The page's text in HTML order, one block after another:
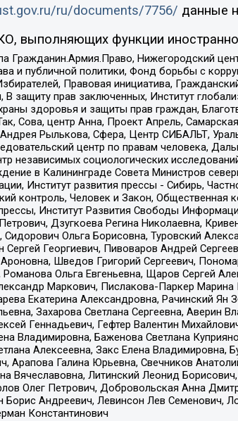
ru/documents/7756/ данные
выполняющих функции
Гражданин.Армия.Право, Нижегородский
и публичной политики, Фонд борьбы с
Правовая инициатива,
В защиту прав заключенных, Институт
здоровья и защиты прав граждан,
Сова, центр Анна, Проект Апрель,
Рылькова, Сфера, Центр СИБАЛЬТ,
центр по правам человека,
независимых социологических
в Калининграде Совета Министров
Институт развития прессы - Сибирь,
контроль, Человек и Закон,
Институт Развития Свободы
Дзугкоева Регина Николаевна,
Ольга Борисовна, Туровский
Сергей Георгиевич, Пивоваров Андрей
Шведов Григорий Сергеевич,
Ольга Евгеньевна, Щаров Сергей
Маркович, Пислакова-Паркер
Екатерина Александровна, Рачинский
Захарова Светлана Сергеевна,
Геннадьевич, Гефтер Валентин
Владимировна, Баженова Светлана
Алексеевна, Закс Елена
Арапова Галина Юрьевна, Свечников
Вячеславовна, Литинский Леонид
Олег Петрович, Добровольская Анна
Борис Андреевич, Левинсон Лев
Константинович